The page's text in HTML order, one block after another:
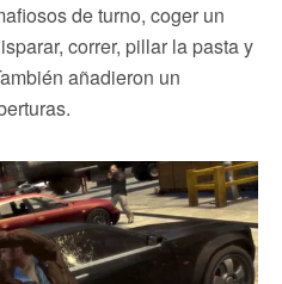
de turno, coger un
correr, pillar la pasta y
añadieron un